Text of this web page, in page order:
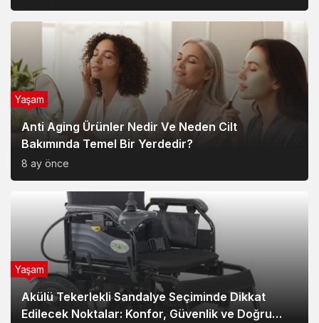
Anti Aging Ürünler Nedir Ve Neden Cilt
Bakımında Temel Bir Yerdedir?
8 ay önce
Yaşam
Akülü Tekerlekli Sandalye Seçiminde Dikkat
Edilecek Noktalar: Konfor, Güvenlik ve Doğru
Yaşam